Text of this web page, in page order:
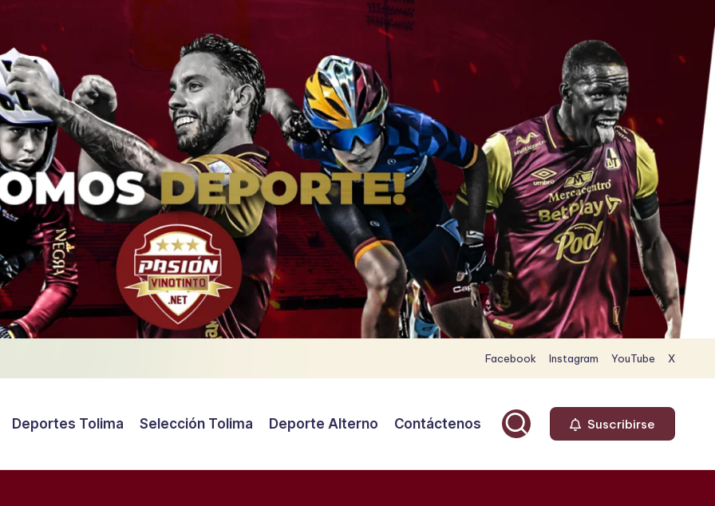
Facebook Instagram YouTube X
Deportes Tolima Selección Tolima Deporte Alterno Contáctenos Suscribirse